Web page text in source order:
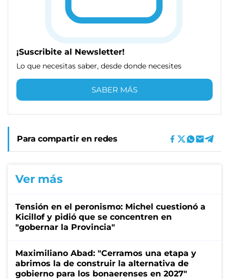
¡Suscribite al Newsletter!
Lo que necesitas saber, desde donde necesites
SABER MÁS
Para compartir en redes
Ver más
Tensión en el peronismo: Michel cuestionó a
Kicillof y pidió que se concentren en
"gobernar la Provincia"
Maximiliano Abad: "Cerramos una etapa y
abrimos la de construir la alternativa de
gobierno para los bonaerenses en 2027"